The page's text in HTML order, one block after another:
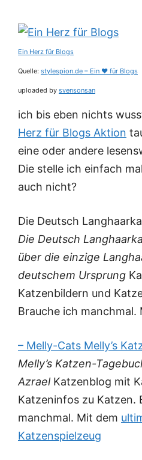
Ein Herz für Blogs
Quelle: stylespion.de – Ein ♥ für Blogs
uploaded by svensonsan
ich bis eben nichts
Herz für Blogs Aktion
eine oder andere
Die stelle ich einfach
auch nicht?
Die Deutsch
Die Deutsch
über die einzige
deutschem Ursprung
Katzenbildern und
Brauche ich manchmal.
– Melly-Cats Melly’s
Melly’s Katzen-
AzraelKatzenblog mit
Katzeninfos zu Katzen.
manchmal. Mit dem
Katzenspielzeug